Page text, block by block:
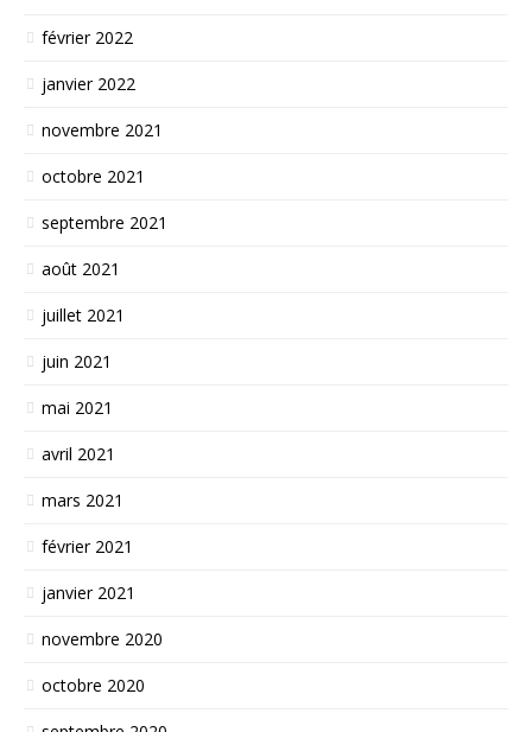
février 2022
janvier 2022
novembre 2021
octobre 2021
septembre 2021
août 2021
juillet 2021
juin 2021
mai 2021
avril 2021
mars 2021
février 2021
janvier 2021
novembre 2020
octobre 2020